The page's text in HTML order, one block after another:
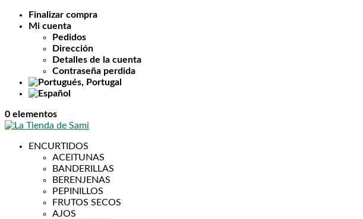
Finalizar compra
Mi cuenta
Pedidos
Dirección
Detalles de la cuenta
Contraseña perdida
0 elementos
ENCURTIDOS
ACEITUNAS
BANDERILLAS
BERENJENAS
PEPINILLOS
FRUTOS SECOS
AJOS